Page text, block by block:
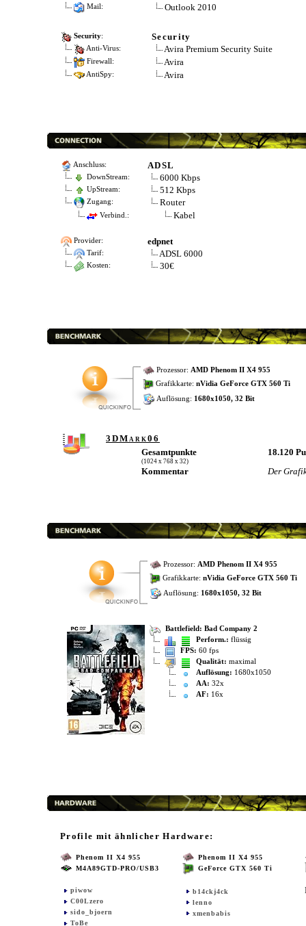
Mail: Outlook 2010
Security: Security
Anti-Virus: Avira Premium Security Suite
Firewall: Avira
AntiSpy: Avira
Anschluss: ADSL
DownStream: 6000 Kbps
UpStream: 512 Kbps
Zugang: Router
Verbind.: Kabel
Provider: edpnet
Tarif: ADSL 6000
Kosten: 30€
Prozessor: AMD Phenom II X4 955
Grafikkarte: nVidia GeForce GTX 560 Ti
Auflösung: 1680x1050, 32 Bit
3DMark06
Gesamtpunkte
(1024 x 768 x 32)
18.120
Kommentar
Der
Prozessor: AMD Phenom II X4 955
Grafikkarte: nVidia GeForce GTX 560 Ti
Auflösung: 1680x1050, 32 Bit
Battlefield: Bad Company 2
Perform.: flüssig
FPS: 60 fps
Qualität: maximal
Auflösung: 1680x1050
AA: 32x
AF: 16x
Profile mit ähnlicher Hardware:
Phenom II X4 955
M4A89GTD-PRO/USB3
piwow
C00Lzero
sido_bjoern
ToBe
Phenom II X4 955
GeForce GTX 560 Ti
b14ckj4ck
lenno
xmenbabis